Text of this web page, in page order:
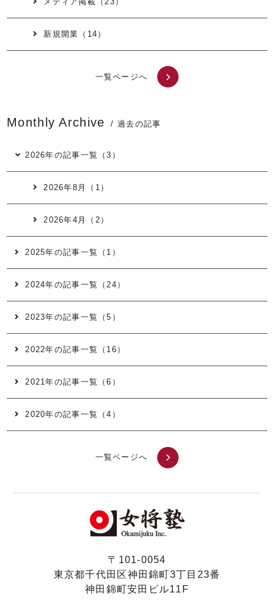
新規開業（14）
一覧ページへ
Monthly Archive / 過去の記事
2026年の記事一覧（3）
2026年8月（1）
2026年4月（2）
2025年の記事一覧（1）
2024年の記事一覧（24）
2023年の記事一覧（5）
2022年の記事一覧（16）
2021年の記事一覧（6）
2020年の記事一覧（4）
一覧ページへ
〒101-0054
東京都千代田区神田錦町3丁目23番
神田錦町安田ビル11F